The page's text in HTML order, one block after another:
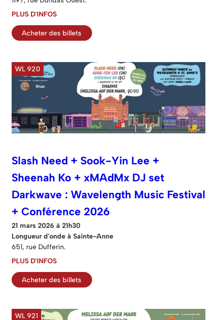
PLUS D'INFOS
Acheter des billets
WL 920
Slash Need + Sook-Yin Lee +
Sheenah Ko + xMAdMx DJ set
Darkwave : Wavelength Music Festival
+ Conférence 2026
21 mars 2026 à 21h30
Longueur d'onde à Sainte-Anne
651, rue Dufferin.
PLUS D'INFOS
Acheter des billets
WL 921